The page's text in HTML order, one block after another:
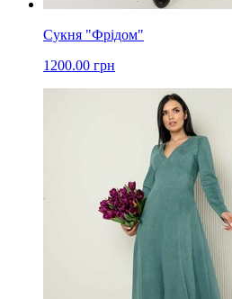
Сукня "Фрідом"
1200.00 грн